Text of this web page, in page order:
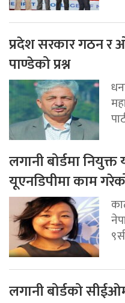
प्रदेश सरकार गठन र
पाण्डेको प्रश्न
लगानी बोर्डमा
यूएनडिपीमा काम
लगानी बोर्डको